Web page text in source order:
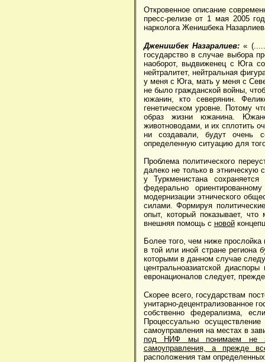
Откровенное описание
пресс-релизе от 1 мая 2005
нарколога Женишбека
Дженишбек Назаралиев:«
государство в случае выбора
наоборот, выдвиженец с Юга
нейтралитет, нейтральная
у меня с Юга, мать у меня с
не было гражданской войны,
южанин, кто северянин.
генетическом уровне. Потому
образ жизни южанина.
животноводами, и их сплотить
ни создавали, будут очень
определенную ситуацию для
Проблема политического
далеко не только в этническую
у Туркменистана
федерально
модернизации этнического
силами. Формируя
опыт, который показывает,
внешняя помощь с новой
Более того, чем ниже
в той или иной стране
которыми в данном случае
центральноазиатской
евронационалов следует,
Скорее всего, государствам
унитарно-децентрализованное
собственно федерализма,
Процессуально
самоуправления на местах в
под НИФ мы понимаем не
самоуправления, а прежде
расположения там